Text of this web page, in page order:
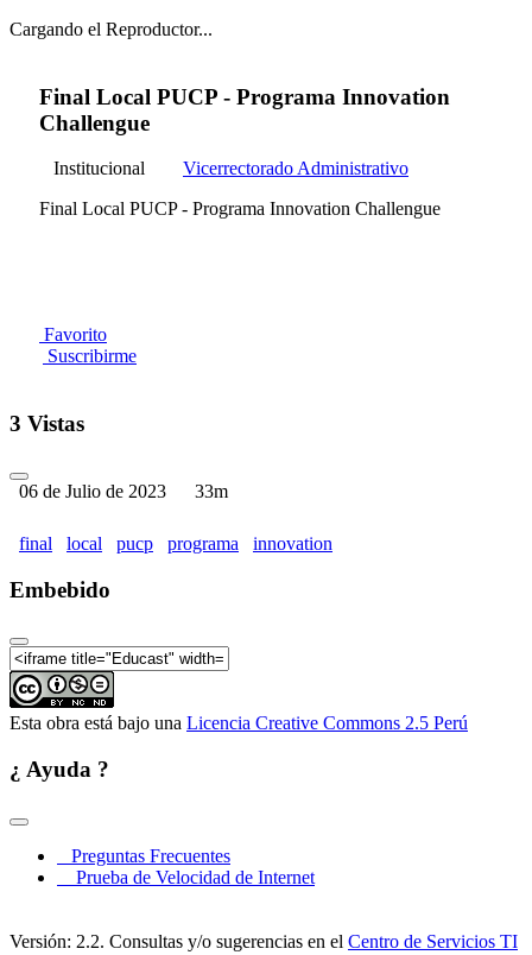
Cargando el Reproductor...
Final Local PUCP - Programa Innovation
Challengue
Institucional
Vicerrectorado Administrativo
Final Local PUCP - Programa Innovation Challengue
Favorito
Suscribirme
3 Vistas
06 de Julio de 2023 33m
final local pucp programa innovation
Embebido
Esta obra está bajo una Licencia Creative Commons 2.5 Perú
¿ Ayuda ?
Preguntas Frecuentes
Prueba de Velocidad de Internet
Versión: 2.2. Consultas y/o sugerencias en el Centro de Servicios TI